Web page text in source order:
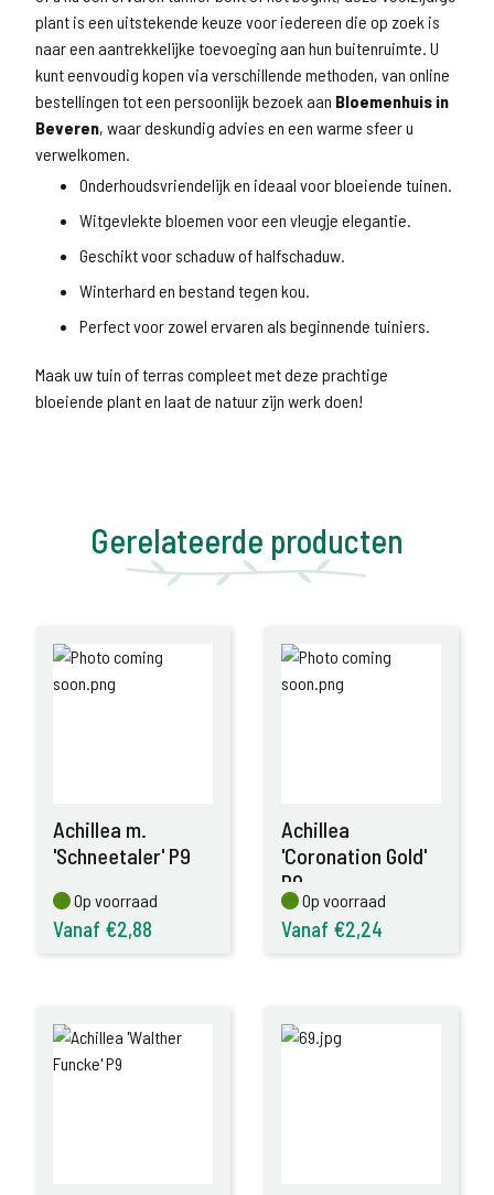
plant is een uitstekende keuze voor iedereen die op zoek is
naar een aantrekkelijke toevoeging aan hun buitenruimte. U
kunt eenvoudig kopen via verschillende methoden, van online
bestellingen tot een persoonlijk bezoek aan Bloemenhuis in
Beveren, waar deskundig advies en een warme sfeer u
verwelkomen.
Onderhoudsvriendelijk en ideaal voor bloeiende tuinen.
Witgevlekte bloemen voor een vleugje elegantie.
Geschikt voor schaduw of halfschaduw.
Winterhard en bestand tegen kou.
Perfect voor zowel ervaren als beginnende tuiniers.
Maak uw tuin of terras compleet met deze prachtige
bloeiende plant en laat de natuur zijn werk doen!
Gerelateerde producten
Achillea m.
'Schneetaler' P9
Op voorraad
Op voorraad
Vanaf €2,88
Achillea
'Coronation Gold'
P9
Op voorraad
Op voorraad
Vanaf €2,24